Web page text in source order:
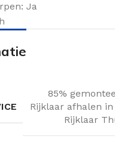
Ja
85%
Rijklaar afhalen
Rijklaar